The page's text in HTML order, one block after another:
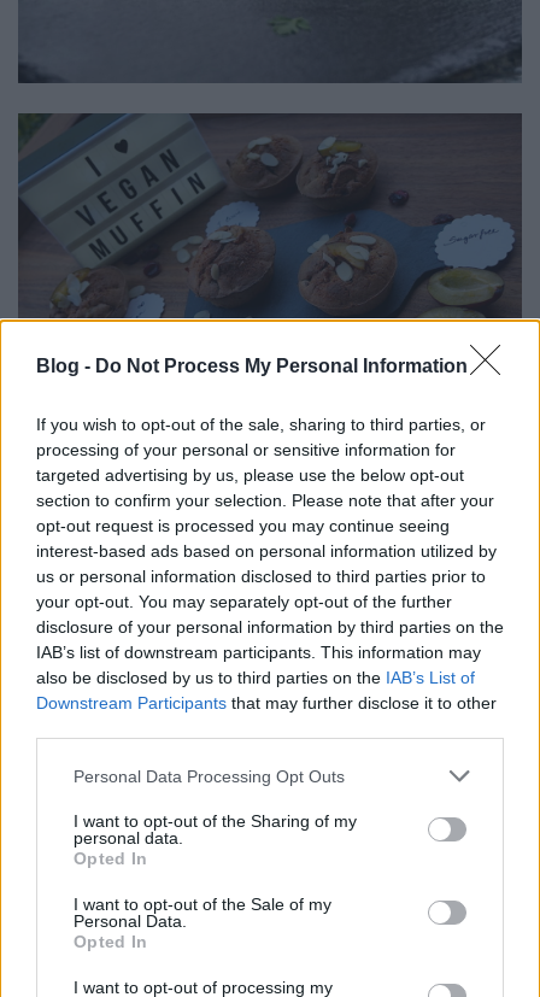
Blog - Do Not Process My Personal Information
If you wish to opt-out of the sale, sharing to third parties, or
processing of your personal or sensitive information for
targeted advertising by us, please use the below opt-out
section to confirm your selection. Please note that after your
opt-out request is processed you may continue seeing
interest-based ads based on personal information utilized by
us or personal information disclosed to third parties prior to
your opt-out. You may separately opt-out of the further
disclosure of your personal information by third parties on the
IAB’s list of downstream participants. This information may
also be disclosed by us to third parties on the IAB’s List of
Downstream Participants that may further disclose it to other
Please note that this website/app uses one or more Google
not limited to your visit or usage behaviour. You may click to
grant or deny consent to Google and its third-party tags to
use your data for below specified purposes in below Google
consent section.
Personal Data Processing Opt Outs
I want to opt-out of the Sharing of my
personal data.
Opted In
I want to opt-out of the Sale of my
Personal Data.
Opted In
I want to opt-out of processing my
Ne csak zöldségekre számíts, az a’la carte étlap
mellett a napi menüben minden nap szerepel leves,
főétel és egy desszert is. Ezenkívül frissensültek,
saláták humusz, csatnik, és Veganeeta kedvenceit, a
curry-ket is kipróbálhatod. Készülnekkenyerek,
kakaós-és fahéjas csigák, hummusz, a
padlizsánkrém és mindenféle szószok,
természetesen állati fehérjementesen.
itt a helyed. Ha nem vagy vegán, vagy valamilyen
ételallergiával, intoleranciával éled a
mindennapjaid, végre nyugodtan végigehetsz egy
menüsort anélkül, hogy állandóan az összetevőkön
is ajánljuk, ha mindent megehetsz, de nyitott vagy az
újdonságokra.